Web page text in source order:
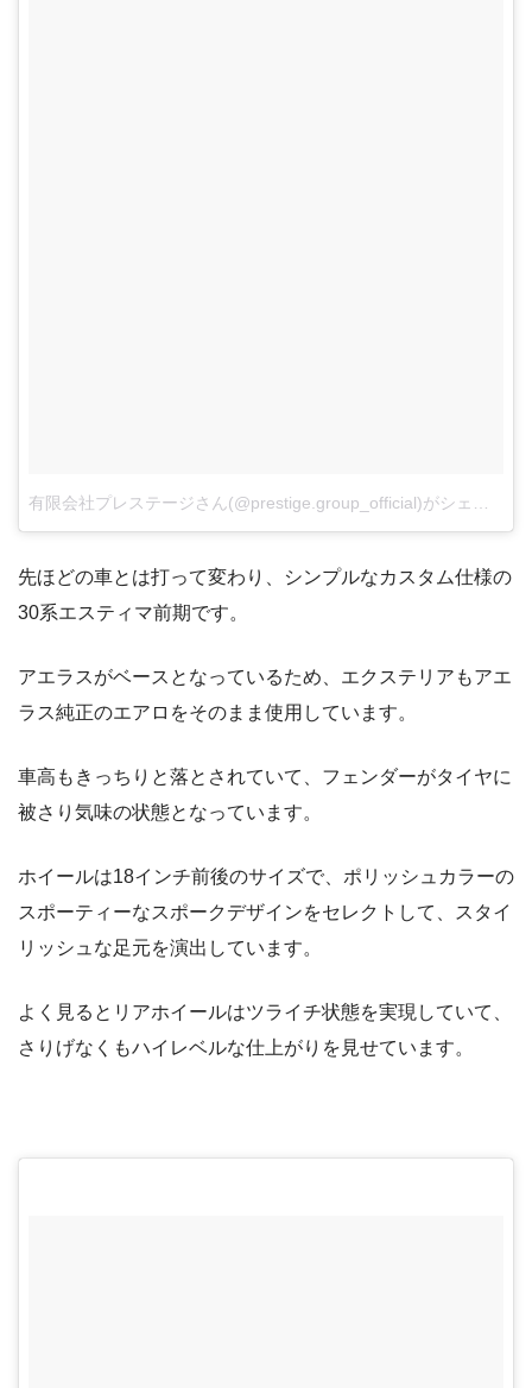
先ほどの車とは打って変わり、シンプルなカスタム仕様の
30系エスティマ前期です。
アエラスがベースとなっているため、エクステリアもアエ
ラス純正のエアロをそのまま使用しています。
車高もきっちりと落とされていて、フェンダーがタイヤに
被さり気味の状態となっています。
ホイールは18インチ前後のサイズで、ポリッシュカラーの
スポーティーなスポークデザインをセレクトして、スタイ
リッシュな足元を演出しています。
よく見るとリアホイールはツライチ状態を実現していて、
さりげなくもハイレベルな仕上がりを見せています。